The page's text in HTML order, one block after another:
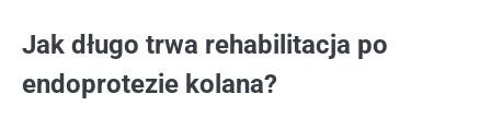
Jak długo trwa rehabilitacja po
endoprotezie kolana?